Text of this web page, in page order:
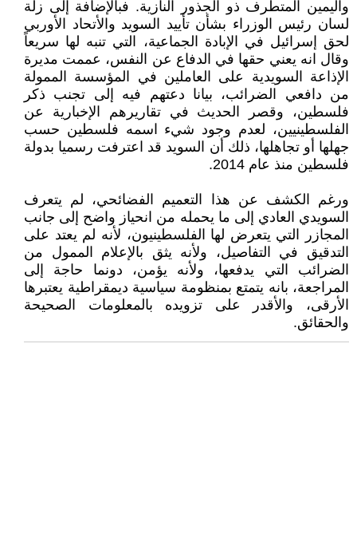
واليمين المتطرف ذو الجذور النازية. فبالإضافة إلى زلة
لسان رئيس الوزراء بشأن تأييد السويد والأتحاد الأوربي
لحق إسرائيل في الإبادة الجماعية، التي تنبه لها سريعاً
وقال انه يعني حقها في الدفاع عن النفس، عممت مديرة
الإذاعة السويدية على العاملين في المؤسسة الممولة
من دافعي الضرائب، بيانا دعتهم فيه إلى تجنب ذكر
فلسطين، وقصر الحديث في تقاريرهم الإخبارية عن
الفلسطينيين، لعدم وجود شيء اسمه فلسطين حسب
جهلها أو تجاهلها، ذلك أن السويد قد اعترفت رسميا بدولة
فلسطين منذ عام 2014.
ورغم الكشف عن هذا التعميم الفضائحي، لم يتعرف
السويدي العادي إلى ما يحمله من انحياز واضح إلى جانب
المجازر التي يتعرض لها الفلسطينيون، لأنه لم يعتد على
التدقيق في التفاصيل، ولأنه يثق بالإعلام الممول من
الضرائب التي يدفعها، ولأنه يؤمن، دونما حاجة إلى
المراجعة، بانه يتمتع بمنظومة سياسية ديمقراطية يعتبرها
الأرقى، والأقدر على تزويده بالمعلومات الصحيحة
والحقائق.